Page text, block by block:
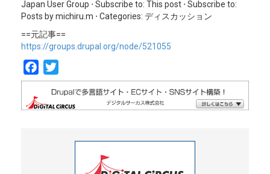
Japan User Group ⋅ Subscribe to: This post ⋅ Subscribe to:
Posts by michiru.m ⋅ Categories: ディスカッション
==元記事==
https://groups.drupal.org/node/521055
a
e
w
i
t